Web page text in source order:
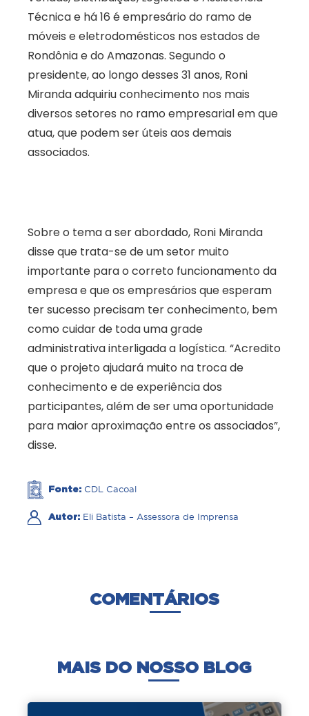
Técnica e há 16 é empresário do ramo de
móveis e eletrodomésticos nos estados de
Rondônia e do Amazonas. Segundo o
presidente, ao longo desses 31 anos, Roni
Miranda adquiriu conhecimento nos mais
diversos setores no ramo empresarial em que
atua, que podem ser úteis aos demais
associados.
Sobre o tema a ser abordado, Roni Miranda
disse que trata-se de um setor muito
importante para o correto funcionamento da
empresa e que os empresários que esperam
ter sucesso precisam ter conhecimento, bem
como cuidar de toda uma grade
administrativa interligada a logística. “Acredito
que o projeto ajudará muito na troca de
conhecimento e de experiência dos
participantes, além de ser uma oportunidade
para maior aproximação entre os associados”,
disse.
Fonte: CDL Cacoal
Autor: Eli Batista – Assessora de Imprensa
COMENTÁRIOS
MAIS DO NOSSO BLOG